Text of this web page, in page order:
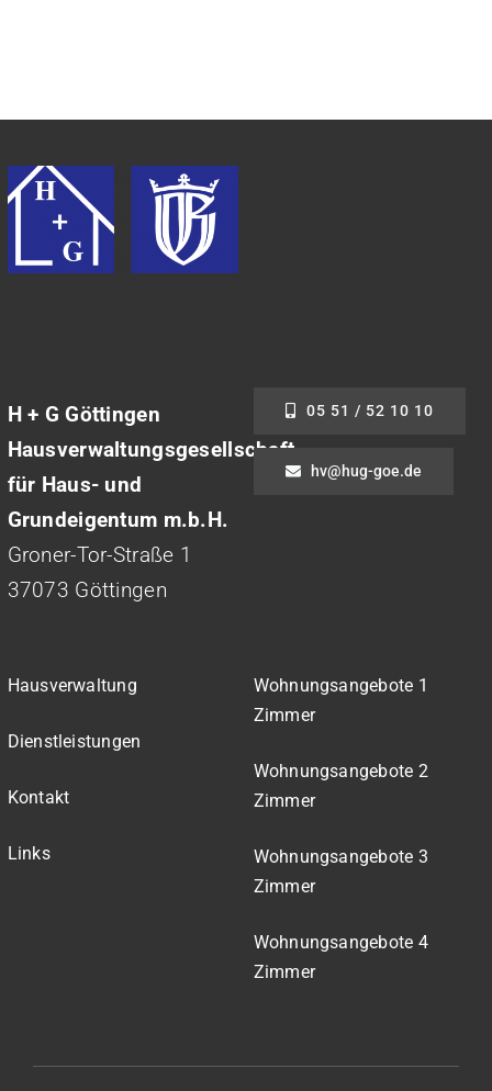
H + G Göttingen
Hausverwaltungsgesellschaft
für Haus- und
Grundeigentum m.b.H.
Groner-Tor-Straße 1
37073 Göttingen
05 51 / 52 10 10
hv@hug-goe.de
Hausverwaltung
Dienstleistungen
Kontakt
Links
Wohnungsangebote 1
Zimmer
Wohnungsangebote 2
Zimmer
Wohnungsangebote 3
Zimmer
Wohnungsangebote 4
Zimmer